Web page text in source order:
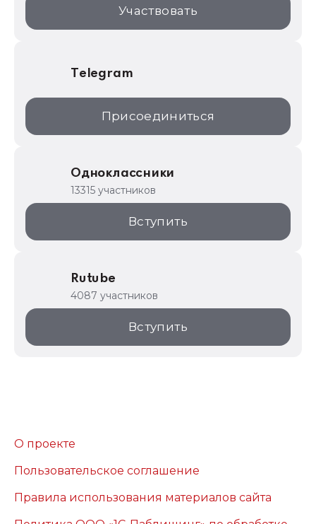
Участвовать
Telegram
Присоединиться
Одноклассники
13315 участников
Вступить
Rutube
4087 участников
Вступить
О проекте
Пользовательское соглашение
Правила использования материалов сайта